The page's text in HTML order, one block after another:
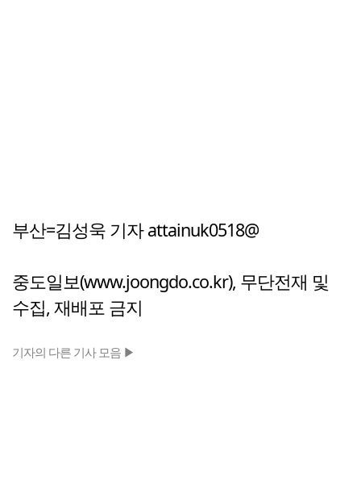
부산=김성욱 기자 attainuk0518@
중도일보(www.joongdo.co.kr), 무단전재 및
수집, 재배포 금지
기자의 다른 기사 모음 ▶